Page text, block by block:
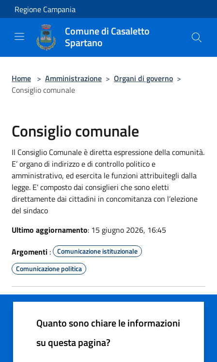
Salta al contenuto principale
Regione Campania
Comune di Casaletto
Spartano
Home > Amministrazione > Organi di governo >
Consiglio comunale
Consiglio comunale
Il Consiglio Comunale è diretta espressione della comunità.
E’ organo di indirizzo e di controllo politico e
amministrativo, ed esercita le funzioni attribuitegli dalla
legge. E' composto dai consiglieri che sono eletti
direttamente dai cittadini in concomitanza con l’elezione
del sindaco
Ultimo aggiornamento: 15 giugno 2026, 16:45
Argomenti :
Comunicazione istituzionale
Comunicazione politica
Quanto sono chiare le informazioni
su questa pagina?